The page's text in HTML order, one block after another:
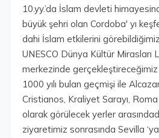
10.yy.’da İslam devleti
büyük şehri olan Cordoba' yı
dahi İslam etkilerini
UNESCO Dünya Kültür Mirasları
merkezinde
1000 yılı bulan geçmişi ile
Cristianos, Kraliyet Sarayı,
olarak görülecek yerler
ziyaretimiz sonrasında Sevilla